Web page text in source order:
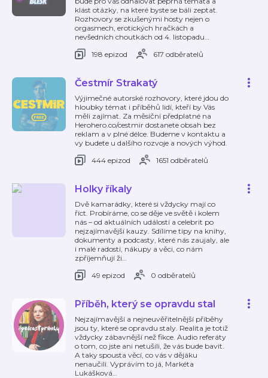
klást otázky, na které byste se báli zeptat.
Rozhovory se zkušenými hosty nejen o
orgasmech, erotických hračkách a
nevšedních choutkách od 4. listopadu…
198 epizod
617 odběratelů
Čestmír Strakatý
Výjimečné autorské rozhovory, které jdou do
hloubky témat i příběhů lidí, kteří by Vás
měli zajímat. Za měsíční předplatné na
Herohero.co/cestmir dostanete obsah bez
reklam a v plné délce. Budeme v kontaktu a
vy budete u dalšího rozvoje a nových výhod.
444 epizod
1651 odběratelů
Holky říkaly
Dvě kamarádky, které si vždycky mají co
říct. Probíráme, co se děje ve světě i kolem
nás – od aktuálních událostí a celebrit po
nejzajímavější kauzy. Sdílíme tipy na knihy,
dokumenty a podcasty, které nás zaujaly, ale
i malé radosti, nákupy a věci, co nám
zpříjemňují ži…
49 epizod
0 odběratelů
Příběh, který se opravdu stal
Nejzajímavější a nejneuvěřitelnější příběhy
jsou ty, které se opravdu staly. Realita je totiž
vždycky zábavnější než fikce. Audio referáty
o tom, co jste ani netušili, že vás bude bavit.
A taky spousta věcí, co vás v dějáku
nenaučili. Vyprávím to já, Markéta
Lukášková…